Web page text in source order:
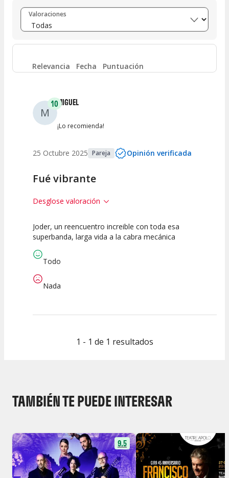
Entre 8 y 10 (1)
Entre 6 y 8 (0)
Entre 4 y 6 0
Entre 0 y 2
Valoraciones
Relevancia Fecha Puntuación
M
10MIGUEL
¡Lo recomienda!
25 Octubre 2025 Pareja Opinión verificada
Fué vibrante
Desglose valoración
10
Espectáculo
10 10
Joder, un reencuentro increible con toda esa
superbanda, larga vida a la cabra mecánica
Todo
Nada
1 - 1 de 1 resultados
TAMBIÉN TE PUEDE INTERESAR
9.5